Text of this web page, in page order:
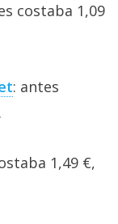
costaba 1,09
: antes
1,49 €,